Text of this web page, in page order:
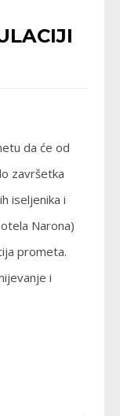
da će od
završetka
iseljenika i
Narona)
prometa.
i